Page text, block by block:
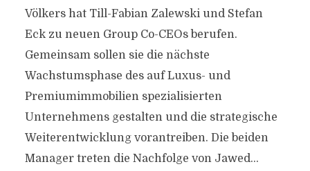
Völkers hat Till-Fabian Zalewski und Stefan
Eck zu neuen Group Co-CEOs berufen.
Gemeinsam sollen sie die nächste
Wachstumsphase des auf Luxus- und
Premiumimmobilien spezialisierten
Unternehmens gestalten und die strategische
Weiterentwicklung vorantreiben. Die beiden
Manager treten die Nachfolge von Jawed...